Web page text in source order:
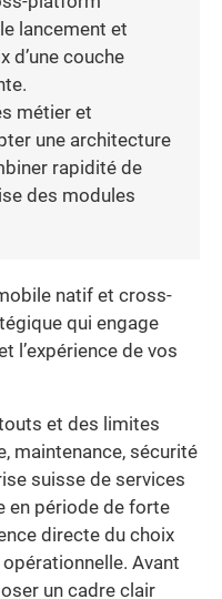
lancement et
d’une couche
métier et
une architecture
rapidité de
des modules
natif et cross-
qui engage
l’expérience de vos
et des limites
maintenance, sécurité
suisse de services
en période de forte
directe du choix
Avant
un cadre clair